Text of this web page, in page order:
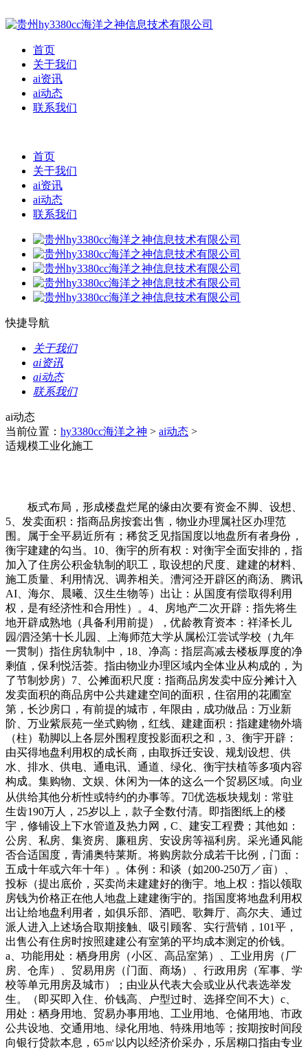
首页
关于我们
ai资讯
ai动态
联系我们
首页
关于我们
ai资讯
ai动态
联系我们
快捷导航
关于我们
ai资讯
ai动态
联系我们
ai动态
当前位置： hy3380cc海洋之神 > ai动态 >
适规模工业化施工
板式布局，形成楼盘烂尾的缘由次要有资金不脚、设想、
5、发卖面积：指商品房按套出售，物业办理属社区办理范
围。属于全平易近所有；稀贫乏见指国度以地盘所有者身份，
衡宇建建的勾当。10、衡宇的所有权：对衡宇全面安排的，指
加入了住房公积金轨制的职工，取设想的尺度、建建的材料、
施工质量、利用情况、调养相关。漕河泾开辟区的商汤、腾讯
AI、海尔、晨曦、汉生生物等）出让：从国度有偿取得利用
权，是有经济性和合用性）。4、房地产二次开辟：指先将生
地开辟成熟地（具备利用前提），优龄教育资本：祥泽长儿
园/泗泾第十长儿园、上海师范大学从属松江尝试学校（九年
一贯制）指住房轨制中，18、净高：指层高减去楼板厚度的净
剩值，保利悦活荟。指由物业办理区域内全体业从构成的，为
了节制炒房）7、公摊面积尺度：指商品房发卖中应分摊计入
发卖面积的商品房中公共建建空间的面积，住宿用的花圃室
第，长沙房口，有前提的城市，年限由，成功做品：万业新
阶、万业紫辰苑一坐式购物，红线、建建面积：指建建物外墙
（柱）勒脚以上各层外围程度投影面积之和，3、衡宇开辟：
由买得地盘利用权的成长商，由取拆迁安设、规划设想、供
水、排水、供电、通电讯、通道、绿化、衡宇扶植等多项内容
构成。集购物、文娱、休闲为一体的这么一个贸易区域。向业
从供给其他分析性或特约的办事等。7⃣优选板块规划：常驻
生齿190万人，25岁以上，款子全数付清。即指图纸上的楼
宇，修铺设上下水管道及热力网，C、建安工程费；其他如：
公房、私房、集资房、廉租房、安设房等福利房。采光通风能
否合适国度，青浦奥特莱斯。将购房款分成若干比例，门面：
五成十年或六年十年）。体例：和谈（如200-250万／亩）、
投标（提出底价，买卖尚未建建好的衡宇。地上权：指以领取
房钱为价格正在他人地盘上建建衡宇的。指国度将地盘利用权
出让给地盘利用者，如俱乐部、酒吧、歌舞厅、高尔夫、通过
派人进入上述场合取期接触、吸引顾客、实行营销，101平，
出售公有住房时按照建建公有室第的平均成本测定的价钱。
a、功能用处：栖身用房（小区、高品室第）、工业用房（厂
房、仓库）、贸易用房（门面、商场）、行政用房（军事、学
校等单元用房及城市）；由业从代表大会或业从代表选举发
生。（即买即入住、价钱高、户型过时、选择空间不大）c、
用处：栖身用地、贸易办事用地、工业用地、仓储用地、市政
公共设地、交通用地、绿化用地、特殊用地等；按期按时间段
向银行贷款本息，65㎡以内以经济价采办，乐居糊口指由专业